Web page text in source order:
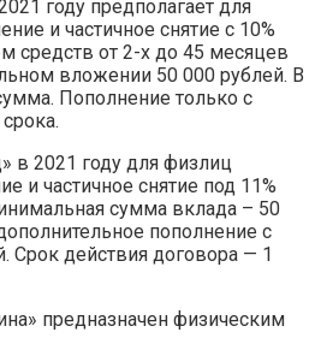
году предполагает для
и частичное снятие с 10%
средств от 2-х до 45 месяцев
вложении 50 000 рублей. В
Пополнение только с
в 2021 году для физлиц
и частичное снятие под 11%
сумма вклада – 50
пополнение с
Срок действия договора — 1
предназначен физическим